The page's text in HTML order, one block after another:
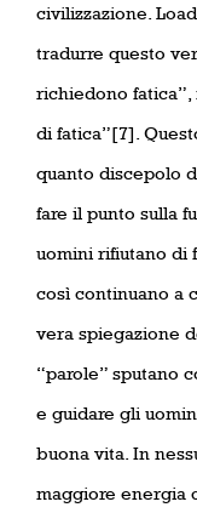
civilizzazione.
tradurre questo
richiedono fatica”,
di fatica”[7].
quanto discepolo
fare il punto sulla
uomini rifiutano di
così continuano a
vera spiegazione
“parole” sputano
e guidare gli
buona vita. In
maggiore energia